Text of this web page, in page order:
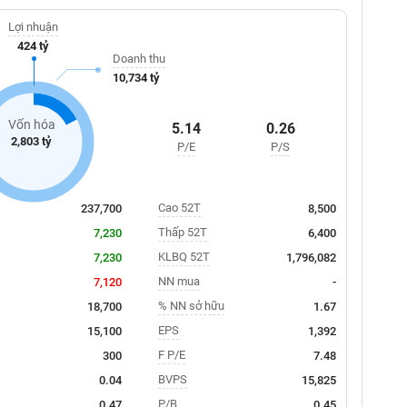
Vốn hóa
2,803 tỷ
Lợi nhuận
424 tỷ
Doanh thu
10,734 tỷ
5.14
P/E
0.26
P/S
237,700
7,230
7,230
7,120
18,700
15,100
300
0.04
0.47
Cao 52T
8,500
Thấp 52T
6,400
KLBQ 52T
1,796,082
NN mua
-
% NN sở hữu
1.67
EPS
1,392
F P/E
7.48
BVPS
15,825
P/B
0.45